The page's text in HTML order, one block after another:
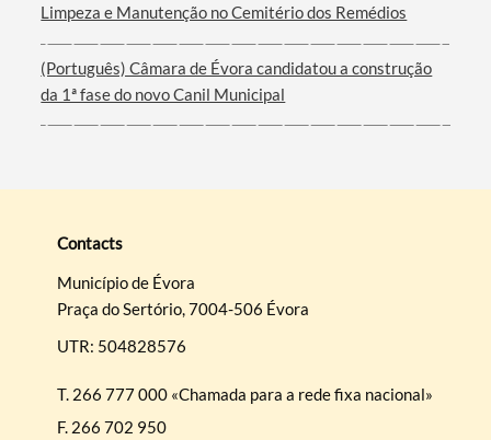
Limpeza e Manutenção no Cemitério dos Remédios
(Português) Câmara de Évora candidatou a construção
da 1ª fase do novo Canil Municipal
Contacts
Município de Évora
Praça do Sertório, 7004-506 Évora
UTR: 504828576
T. 266 777 000 «Chamada para a rede fixa nacional»
F. 266 702 950